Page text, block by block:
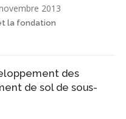
2013
la fondation
des
de sol de sous-